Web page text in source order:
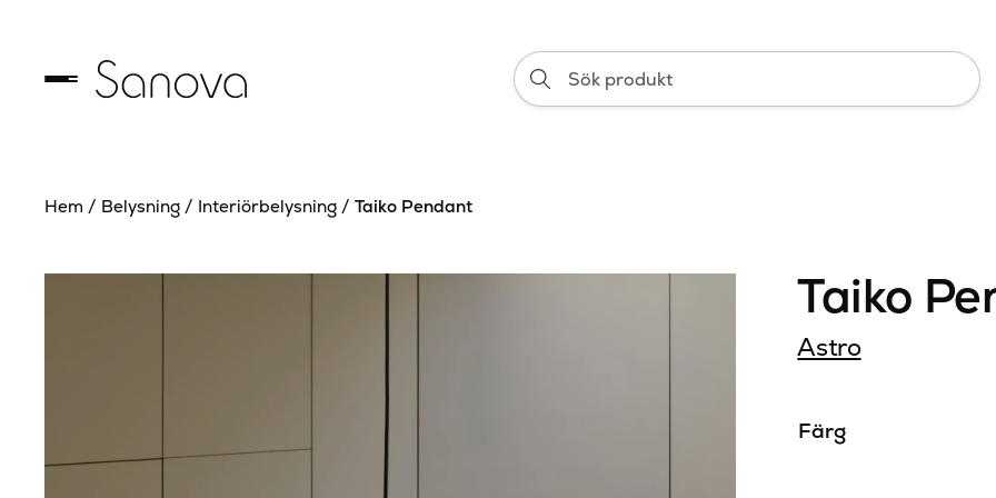
Sök
produkt
Hem / Belysning / Interiörbelysning / Taiko Pendant
Taiko
Astro
Färg